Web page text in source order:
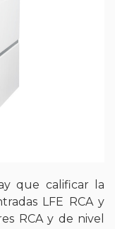
que calificar la
LFE RCA y
RCA y de nivel